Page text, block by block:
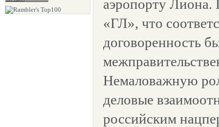
аэропорту
«ГЛ», что
договоренность
Немаловажную
деловые
российским